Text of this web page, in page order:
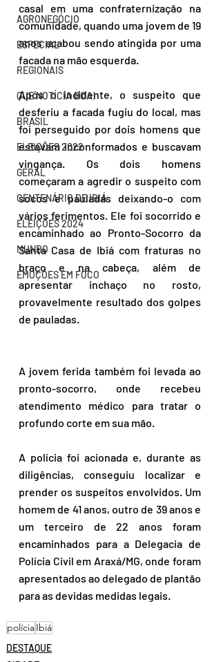
AGRONEGÓCIO
ESPECIAL
REGIONAIS
QUE NOTÍCIA BOA!
BRASIL
ELEIÇÕES 2022
GERAL
CENTENÁRIO DE IBIÁ
ELEIÇÕES 2024
MUNDO
EMOÇÕES EM FOCO
casal em uma confraternização na
comunidade, quando uma jovem de 19
anos acabou sendo atingida por uma
facada na mão esquerda.
Após o incidente, o suspeito que
desferiu a facada fugiu do local, mas
foi perseguido por dois homens que
estavam inconformados e buscavam
vingança. Os dois homens
começaram a agredir o suspeito com
socos e pauladas deixando-o com
vários ferimentos. Ele foi socorrido e
encaminhado ao Pronto-Socorro da
Santa Casa de Ibiá com fraturas no
braço e na cabeça, além de
apresentar inchaço no rosto,
provavelmente resultado dos golpes
de pauladas.
A jovem ferida também foi levada ao
pronto-socorro, onde recebeu
atendimento médico para tratar o
profundo corte em sua mão.
A polícia foi acionada e, durante as
diligências, conseguiu localizar e
prender os suspeitos envolvidos. Um
homem de 41 anos, outro de 39 anos e
um terceiro de 22 anos foram
encaminhados para a Delegacia de
Polícia Civil em Araxá/MG, onde foram
apresentados ao delegado de plantão
para as devidas medidas legais.
políciaIbiá
DESTAQUE